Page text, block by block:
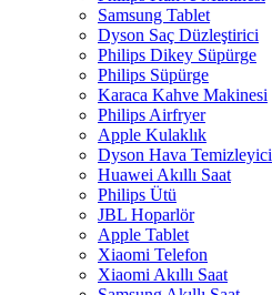
Samsung Tablet
Dyson Saç Düzleştirici
Philips Dikey Süpürge
Philips Süpürge
Karaca Kahve Makinesi
Philips Airfryer
Apple Kulaklık
Dyson Hava Temizleyici
Huawei Akıllı Saat
Philips Ütü
JBL Hoparlör
Apple Tablet
Xiaomi Telefon
Xiaomi Akıllı Saat